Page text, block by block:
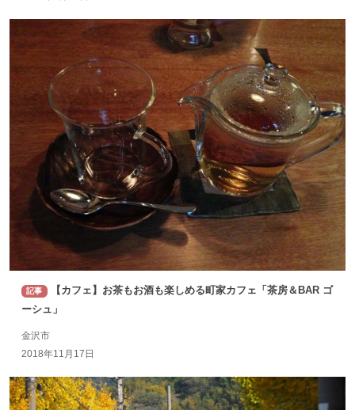
記事
【カフェ】お茶もお酒も楽しめる町家カフェ「茶房＆BAR ゴ
ーシュ」
金沢市
2018年11月17日